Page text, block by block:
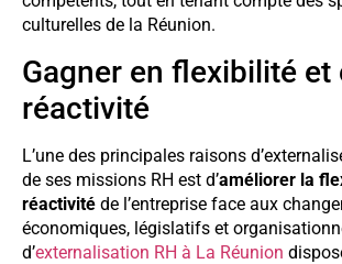
culturelles de la Réunion.
Gagner en flexibilité et
réactivité
L’une des principales raisons
de ses missions RH est d’améliorer la
réactivité de l’entreprise face aux
économiques, législatifs et
d’externalisation RH à La Réunion